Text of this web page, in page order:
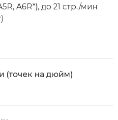
A6R*), до 21 стр./мин
(точек на дюйм)